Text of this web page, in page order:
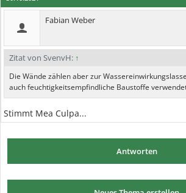
Fabian Weber
Zitat von SvenvH: ↑
Die Wände zählen aber zur
auch feuchtigkeitsempfindliche Baustoffe
Stimmt Mea Culpa...
Antworten